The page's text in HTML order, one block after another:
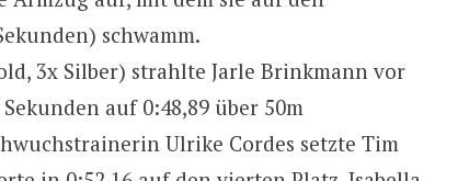
schwamm.
3x Silber) strahlte Jarle Brinkmann vor
auf 0:48,89 über 50m
Ulrike Cordes setzte Tim